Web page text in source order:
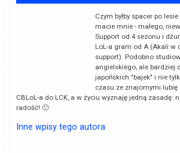
Czym byłby spacer po
macie mnie - małego,
Support od 4 sezonu i
LoL-a gram od A (Akali w
support). Podobno
angielskiego, ale bardziej
japońskich "bajek" i nie
czasu ze znajomymi lubię
CBLoL-a do LCK, a w życiu wyznaję jedną zasadę:
radość! 🙂
Inne wpisy tego autora